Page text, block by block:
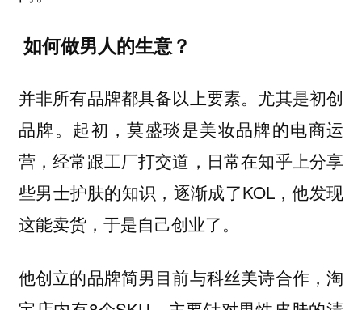
如何做男人的生意？
并非所有品牌都具备以上要素。尤其是初创
品牌。起初，莫盛琰是美妆品牌的电商运
营，经常跟工厂打交道，日常在知乎上分享
些男士护肤的知识，逐渐成了KOL，他发现
这能卖货，于是自己创业了。
他创立的品牌简男目前与科丝美诗合作，淘